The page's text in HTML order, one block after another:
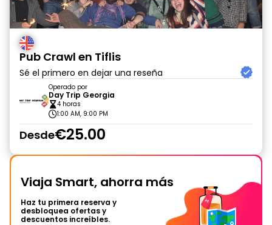
Pub Crawl en Tiflis
Sé el primero en dejar una reseña
Operado por
Day Trip Georgia
4 horas
1:00 AM, 9:00 PM
Desde€25.00
Viaja Smart, ahorra más
Haz tu primera reserva y
desbloquea ofertas y
descuentos increíbles.